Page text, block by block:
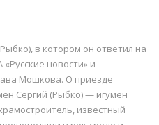
в котором он ответил на
новости» и
Мошкова. О приезде
Сергий (Рыбко) — игумен
известный